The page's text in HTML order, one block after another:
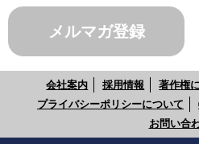
メルマガ登録
会社案内 採用情報 著作権
プライバシーポリシーについて
お問い合